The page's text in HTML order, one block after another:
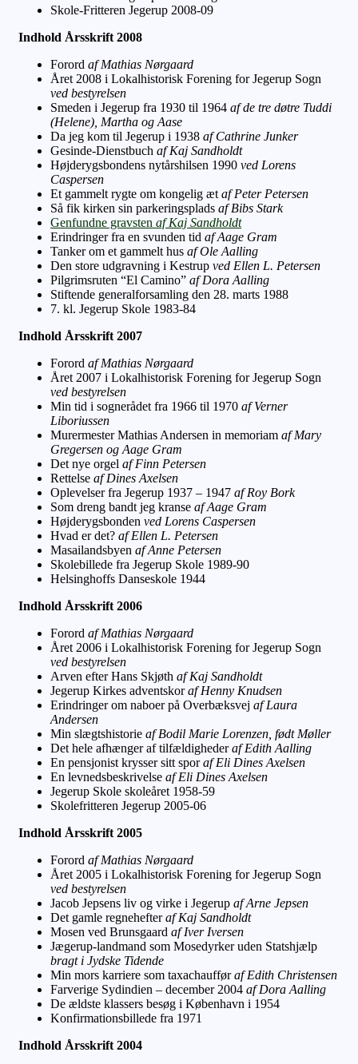
Skole-Fritteren Jegerup 2008-09
Indhold Årsskrift 2008
Forordaf Mathias Nørgaard
Året 2008 i Lokalhistorisk Forening for Jegerup Sogn
ved bestyrelsen
Smeden i Jegerup fra 1930 til 1964 af de tre døtre Tuddi
(Helene), Martha og Aase
Da jeg kom til Jegerup i 1938af Cathrine Junker
Gesinde-Dienstbuchaf Kaj Sandholdt
Højderygsbondens nytårshilsen 1990ved Lorens
Caspersen
Et gammelt rygte om kongelig æt af Peter Petersen
Så fik kirken sin parkeringsplads af Bibs Stark
Genfundne gravstenaf Kaj Sandholdt
Erindringer fra en svunden tid af Aage Gram
Tanker om et gammelt husaf Ole Aalling
Den store udgravning i Kestrupved Ellen L. Petersen
Pilgrimsruten “El Camino” af Dora Aalling
Stiftende generalforsamling den 28. marts 1988
7. kl. Jegerup Skole 1983-84
Indhold Årsskrift 2007
Forordaf Mathias Nørgaard
Året 2007 i Lokalhistorisk Forening for Jegerup Sogn
ved bestyrelsen
Min tid i sognerådet fra 1966 til 1970af Verner
Liboriussen
Murermester Mathias Andersen in memoriamaf Mary
Gregersen og Aage Gram
Det nye orgelaf Finn Petersen
Rettelseaf Dines Axelsen
Oplevelser fra Jegerup 1937 – 1947af Roy Bork
Som dreng bandt jeg kranse af Aage Gram
Højderygsbondenved Lorens Caspersen
Hvad er det?af Ellen L. Petersen
Masailandsbyenaf Anne Petersen
Skolebillede fra Jegerup Skole 1989-90
Helsinghoffs Danseskole 1944
Indhold Årsskrift 2006
Forordaf Mathias Nørgaard
Året 2006 i Lokalhistorisk Forening for Jegerup Sogn
ved bestyrelsen
Arven efter Hans Skjøthaf Kaj Sandholdt
Jegerup Kirkes adventskoraf Henny Knudsen
Erindringer om naboer på Overbæksvejaf Laura
Andersen
Min slægtshistorieaf Bodil Marie Lorenzen, født Møller
Det hele afhænger af tilfældighederaf Edith Aalling
En pensjonist krysser sitt sporaf Eli Dines Axelsen
En levnedsbeskrivelseaf Eli Dines Axelsen
Jegerup Skole skoleåret 1958-59
Skolefritteren Jegerup 2005-06
Indhold Årsskrift 2005
Forordaf Mathias Nørgaard
Året 2005 i Lokalhistorisk Forening for Jegerup Sogn
ved bestyrelsen
Jacob Jepsens liv og virke i Jegerupaf Arne Jepsen
Det gamle regnehefteraf Kaj Sandholdt
Mosen ved Brunsgaardaf Iver Iversen
Jægerup-landmand som Mosedyrker uden Statshjælp
bragt i Jydske Tidende
Min mors karriere som taxachaufføraf Edith Christensen
Farverige Sydindien – december 2004af Dora Aalling
De ældste klassers besøg i København i 1954
Konfirmationsbillede fra 1971
Indhold Årsskrift 2004